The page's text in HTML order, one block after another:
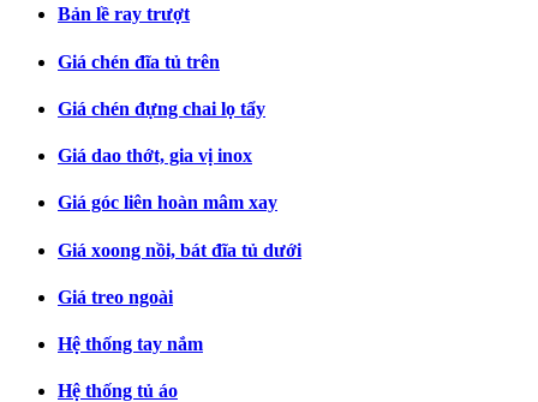
Bản lề ray trượt
Giá chén đĩa tủ trên
Giá chén đựng chai lọ tẩy
Giá dao thớt, gia vị inox
Giá góc liên hoàn mâm xay
Giá xoong nồi, bát đĩa tủ dưới
Giá treo ngoài
Hệ thống tay nắm
Hệ thống tủ áo